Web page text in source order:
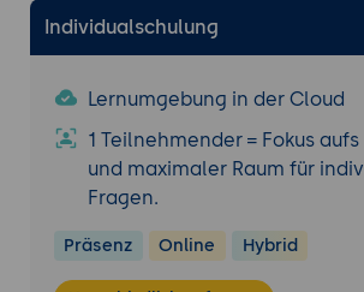
Unternehmen und Planung
Praktische Übung: Incident
Ziel:Erstellung eines Incident
Plans und Durchführung einer
Übung zur Reaktion auf einen
Sicherheitsvorfall.
Cloud-Sicherheit
Individualschulung
Lernumgebung in der Cloud
1 Teilnehmender = Fokus
und maximaler Raum für
Fragen.
Präsenz Online Hybrid